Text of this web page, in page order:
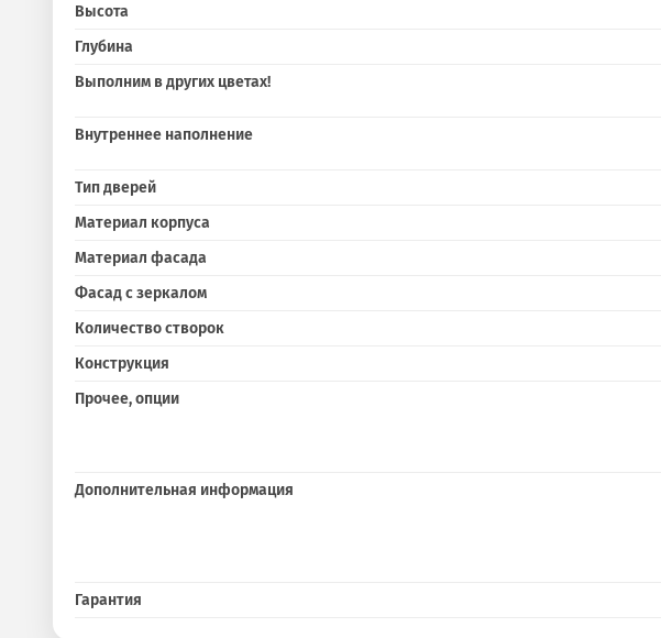
Высота
Глубина
Выполним в других цветах!
Внутреннее наполнение
Тип дверей
Материал корпуса
Материал фасада
Фасад с зеркалом
Количество створок
Конструкция
Прочее, опции
Дополнительная информация
Гарантия